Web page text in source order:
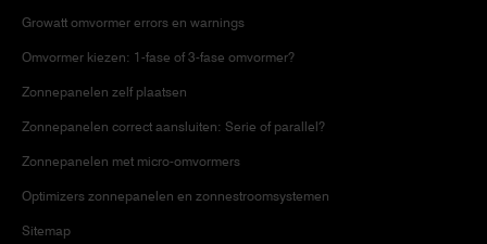
Growatt omvormer errors en warnings
Omvormer kiezen: 1-fase of 3-fase omvormer?
Zonnepanelen zelf plaatsen
Zonnepanelen correct aansluiten: Serie of parallel?
Zonnepanelen met micro-omvormers
Optimizers zonnepanelen en zonnestroomsystemen
Sitemap